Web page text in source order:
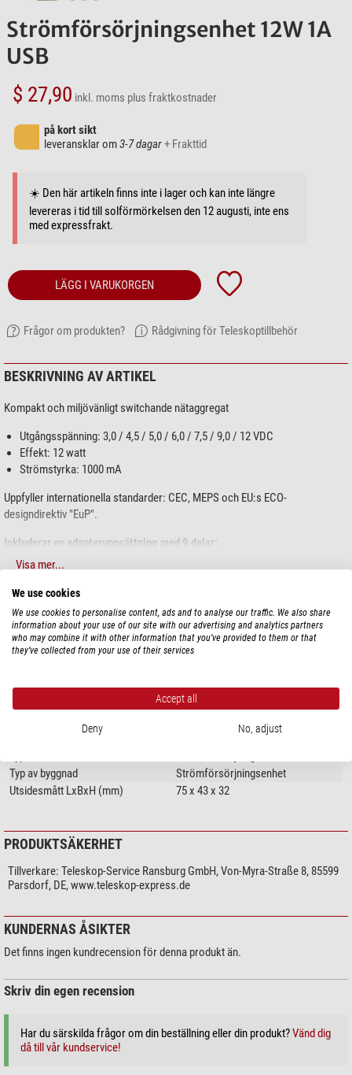
Strömförsörjningsenhet 12W 1A
USB
$ 27,90 inkl. moms plus fraktkostnader
på kort sikt
leveransklar om3-7 dagar+ Frakttid
☀️ Den här artikeln finns inte i lager och kan inte längre
levereras i tid till solförmörkelsen den 12 augusti, inte ens
med expressfrakt.
LÄGG I VARUKORGEN
Frågor om produkten? Rådgivning för Teleskoptillbehör
BESKRIVNING AV ARTIKEL
Kompakt och miljövänligt switchande nätaggregat
Utgångsspänning: 3,0 / 4,5 / 5,0 / 6,0 / 7,5 / 9,0 / 12 VDC
Effekt: 12 watt
Strömstyrka: 1000 mA
Uppfyller internationella standarder: CEC, MEPS och EU:s ECO-
designdirektiv "EuP".
Inkluderar en adapteruppsättning med 9 delar:
USB-uttag
2,5 mm kontakt
3,5 x 1,35 mm DC-kontakt
5,0 x 2,1 mm DC-kontakt
5,5 x 1,5 mm DC-kontakt
5,5 x 2,1 mm DC-kontakt
Visa mer...
TEKNISKA DATA
Prestanda
Utgångsspänning
3 - 12
Prestanda
12
Typ av byggnad
Strömförsörjningsenhet
Utsidesmått LxBxH (mm)
75 x 43 x 32
PRODUKTSÄKERHET
Tillverkare: Teleskop-Service Ransburg GmbH, Von-Myra-Straße 8, 85599
Parsdorf, DE, www.teleskop-express.de
KUNDERNAS ÅSIKTER
Det finns ingen kundrecension för denna produkt än.
Skriv din egen recension
Har du särskilda frågor om din beställning eller din produkt?Vänd dig
då till vår kundservice!
We use cookies
We use cookies to personalise content, ads and to analyse our traffic. We also share
information about your use of our site with our advertising and analytics partners
who may combine it with other information that you’ve provided to them or that
they’ve collected from your use of their services
Accept all
Deny No, adjust